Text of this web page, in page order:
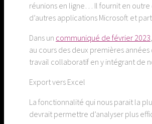
réunions en ligne… Il fournit en
d’autres applications Microsoft et
Dans un communiqué de février 2023
au cours des deux premières
travail collaboratif en y intégrant de
Export vers Excel
La fonctionnalité qui nous parait la
devrait permettre d’analyser plus